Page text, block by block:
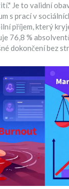
Je to validní
s prací v
příjem, který
76,8 %
dokončení bez